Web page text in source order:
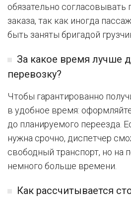
обязательно
заказа, так как иногда
быть заняты бригадой
За какое время лучше
перевозку?
Чтобы гарантированно
в удобное время:
до планируемого переезда.
нужна срочно, диспетчер
свободный транспорт, но на
немного больше времени.
Как рассчитывается